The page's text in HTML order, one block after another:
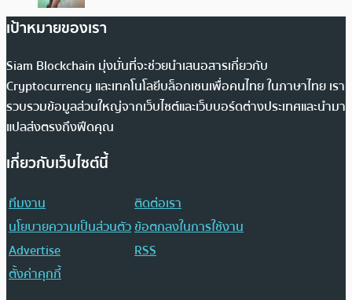
เป้าหมายของเรา
Siam Blockchain มุ่งมั่นที่จะช่วยนำเสนอสารเกี่ยวกับ
Cryptocurrency และเทคโนโลยีบล็อกเชนเพื่อคนไทย ในภาษาไทย เรา
รวบรวมข้อมูลส่วนใหญ่จากเว็บไซต์และเว็บบอร์ดต่างประเทศและนำมา
แปลส่งตรงถึงฟีดคุณ
เกี่ยวกับเว็บไซต์นี้
ทีมงาน
ติดต่อเรา
นโยบายความเป็นส่วนตัวข้อตกลงในการใช้งาน
Advertise
RSS
ตั้งค่าคุกกี้